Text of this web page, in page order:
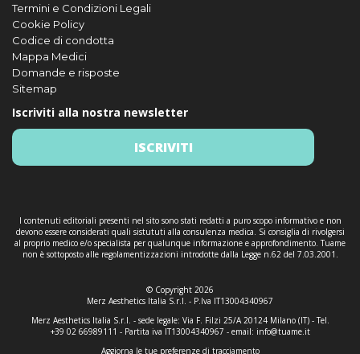
Termini e Condizioni Legali
Cookie Policy
Codice di condotta
Mappa Medici
Domande e risposte
Sitemap
Iscriviti alla nostra newsletter
ISCRIVITI
I contenuti editoriali presenti nel sito sono stati redatti a puro scopo informativo e non
devono essere considerati quali sistututi alla consulenza medica. Si consiglia di rivolgersi
al proprio medico e/o specialista per qualunque informazione e approfondimento. Tuame
non è sottoposto alle regolamentizzazioni introdotte dalla Legge n.62 del 7.03.2001.
© Copyright 2026
Merz Aesthetics Italia S.r.l. - P.Iva IT13004340967
Merz Aesthetics Italia S.r.l. - sede legale: Via F. Filzi 25/A 20124 Milano (IT) - Tel.
+39 02 66989111 - Partita iva IT13004340967 - email: info@tuame.it
Aggiorna le tue preferenze di tracciamento